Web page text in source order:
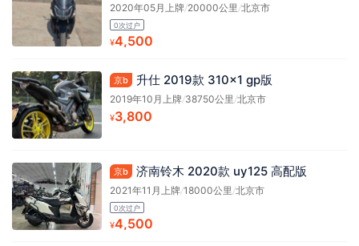
2020年05月上牌/20000公里 /北京市
0次过户
¥4,500
京b 升仕 2019款 310x1 gp版
2019年10月上牌/38750公里/北京市
¥3,800
京b 济南铃木 2020款 uy125 高配版
2021年11月上牌/18000公里/北京市
0次过户
¥4,500